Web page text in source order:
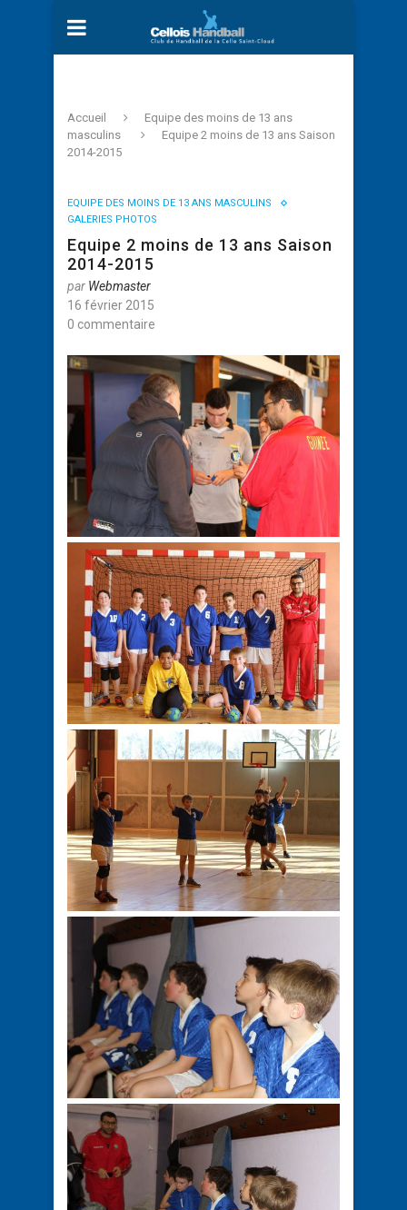
Accueil
Equipe des moins de 13 ans
masculins
Equipe 2 moins de 13 ans Saison
2014-2015
EQUIPE DES MOINS DE 13 ANS MASCULINS
GALERIES PHOTOS
Equipe 2 moins de 13 ans Saison
2014-2015
par Webmaster
16 février 2015
0 commentaire